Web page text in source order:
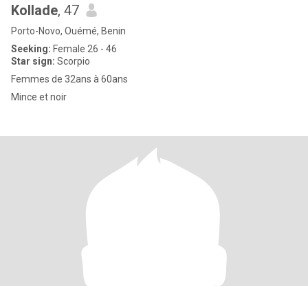
Kollade, 47
Porto-Novo, Ouémé, Benin
Seeking: Female 26 - 46
Star sign: Scorpio
Femmes de 32ans à 60ans
Mince et noir